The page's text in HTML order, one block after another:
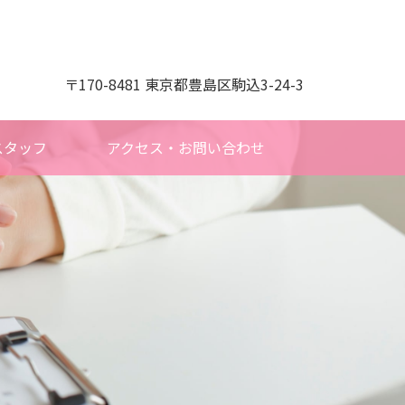
〒170-8481 東京都豊島区駒込3-24-3
ッフ アクセス・お問い合わせ